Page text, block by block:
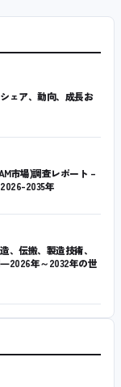
ェア、動向、成長お
市場)調査レポート –
2035年
、伝搬、製造技術、
年～2032年の世